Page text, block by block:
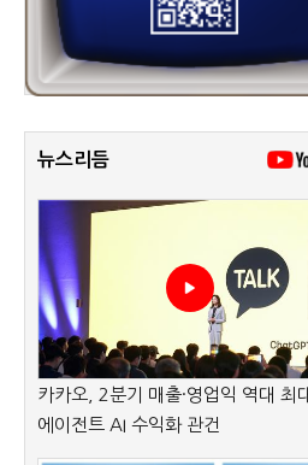
뉴스리듬
카카오, 2분기 매출·영업익 역대 최
에이전트 AI 수익화 관건